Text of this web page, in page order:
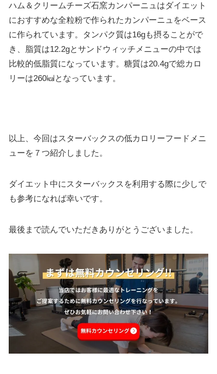
ハム＆クリームチーズ石窯カンパーニュはダイエット
におすすめな全粒粉で作られたカンパーニュをベース
に作られています。タンパク質は16gも摂ることがで
き、脂質は12.2gとサンドウィッチメニューの中では
比較的低脂質になっています。糖質は20.4gで総カロ
リーは260㎉となっています。
以上、今回はスターバックスの低カロリーフードメニ
ューを７つ紹介しました。
ダイエット中にスターバックスを利用する際に少しで
も参考になれば幸いです。
最後まで読んでいただきありがとうございました。